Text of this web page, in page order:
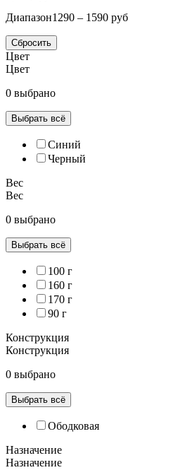
Диапазон1290 – 1590 руб
Сбросить
Цвет
Цвет
0 выбрано
Выбрать всё
Синий
Черный
Вес
Вес
0 выбрано
Выбрать всё
100 г
160 г
170 г
90 г
Конструкция
Конструкция
0 выбрано
Выбрать всё
Ободковая
Назначение
Назначение